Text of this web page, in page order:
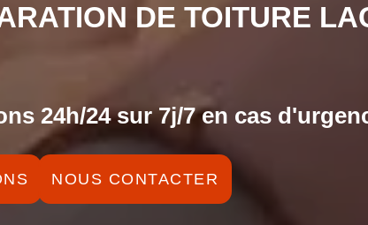
DE TOITURE
24h/24 sur 7j/7 en cas
NOUS CONTACTER